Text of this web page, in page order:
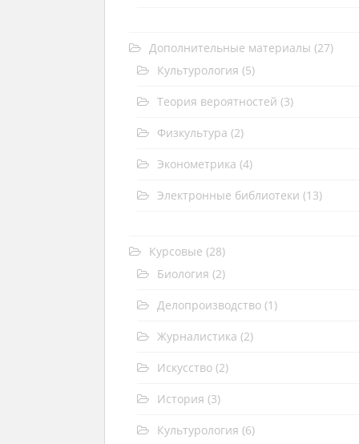
Дополнительные материалы (27)
Культурология (5)
Теория вероятностей (3)
Физкультура (2)
Эконометрика (4)
Электронные библиотеки (13)
Курсовые (28)
Биология (2)
Делопроизводство (1)
Журналистика (2)
Искусство (2)
История (3)
Культурология (6)